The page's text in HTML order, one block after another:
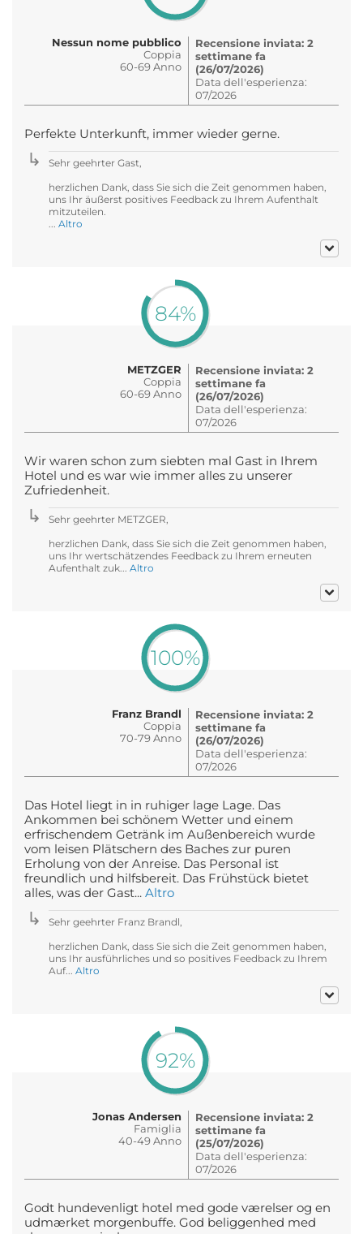
Nessun nome pubblico
Coppia
60-69 Anno
Recensione inviata: 2
settimane fa
(26/07/2026)
Data dell'esperienza:
07/2026
Perfekte Unterkunft, immer wieder gerne.
Sehr geehrter Gast,
herzlichen Dank, dass Sie sich die Zeit genommen haben,
uns Ihr äußerst positives Feedback zu Ihrem Aufenthalt
mitzuteilen.
Altro
84%
METZGER
Coppia
60-69 Anno
Recensione inviata: 2
settimane fa
(26/07/2026)
Data dell'esperienza:
07/2026
Wir waren schon zum siebten mal Gast in Ihrem
Hotel und es war wie immer alles zu unserer
Zufriedenheit.
Sehr geehrter METZGER,
herzlichen Dank, dass Sie sich die Zeit genommen haben,
uns Ihr wertschätzendes Feedback zu Ihrem erneuten
Aufenthalt zuk... Altro
100%
Franz Brandl
Coppia
70-79 Anno
Recensione inviata: 2
settimane fa
(26/07/2026)
Data dell'esperienza:
07/2026
Das Hotel liegt in in ruhiger lage Lage. Das
Ankommen bei schönem Wetter und einem
erfrischendem Getränk im Außenbereich wurde
vom leisen Plätschern des Baches zur puren
Erholung von der Anreise. Das Personal ist
freundlich und hilfsbereit. Das Frühstück bietet
alles, was der Gast... Altro
Sehr geehrter Franz Brandl,
herzlichen Dank, dass Sie sich die Zeit genommen haben,
uns Ihr ausführliches und so positives Feedback zu Ihrem
Auf... Altro
92%
Jonas Andersen
Famiglia
40-49 Anno
Recensione inviata: 2
settimane fa
(25/07/2026)
Data dell'esperienza:
07/2026
Godt hundevenligt hotel med gode værelser og en
udmærket morgenbuffe. God beliggenhed med